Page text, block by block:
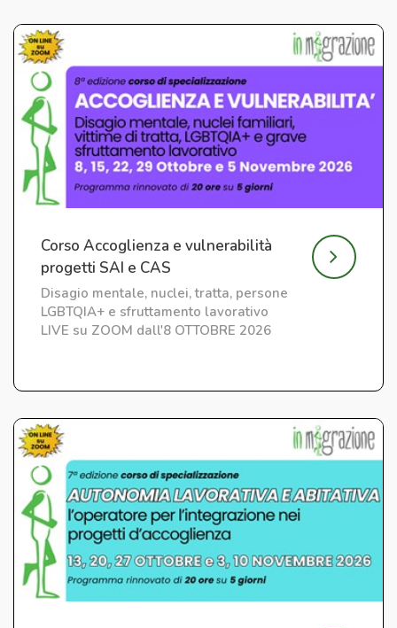
Corso Accoglienza e vulnerabilità
progetti SAI e CAS
Disagio mentale, nuclei, tratta, persone
LGBTQIA+ e sfruttamento lavorativo
LIVE su ZOOM dall'8 OTTOBRE 2026